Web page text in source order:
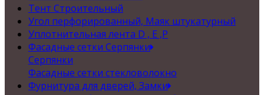
Тент Строительный
Угол перфорированный, Маяк штукатурный
Уплотнительная лента D , Е ,P
Фасадные сетки Серпянки
Серпянки
Фасадные сетки стекловолокно
Фурнитура для дверей, Замки